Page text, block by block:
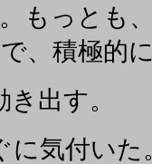
もっとも
、積極的
出す。
に気付い